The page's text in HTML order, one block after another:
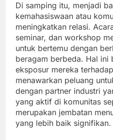
Di samping itu, menjadi
kemahasiswaan atau
meningkatkan relasi.
seminar, dan workshop
untuk bertemu dengan
beragam berbeda. Hal ini
eksposur mereka
menawarkan peluang
dengan partner industri
yang aktif di komunitas
merupakan jembatan
yang lebih baik signifikan.